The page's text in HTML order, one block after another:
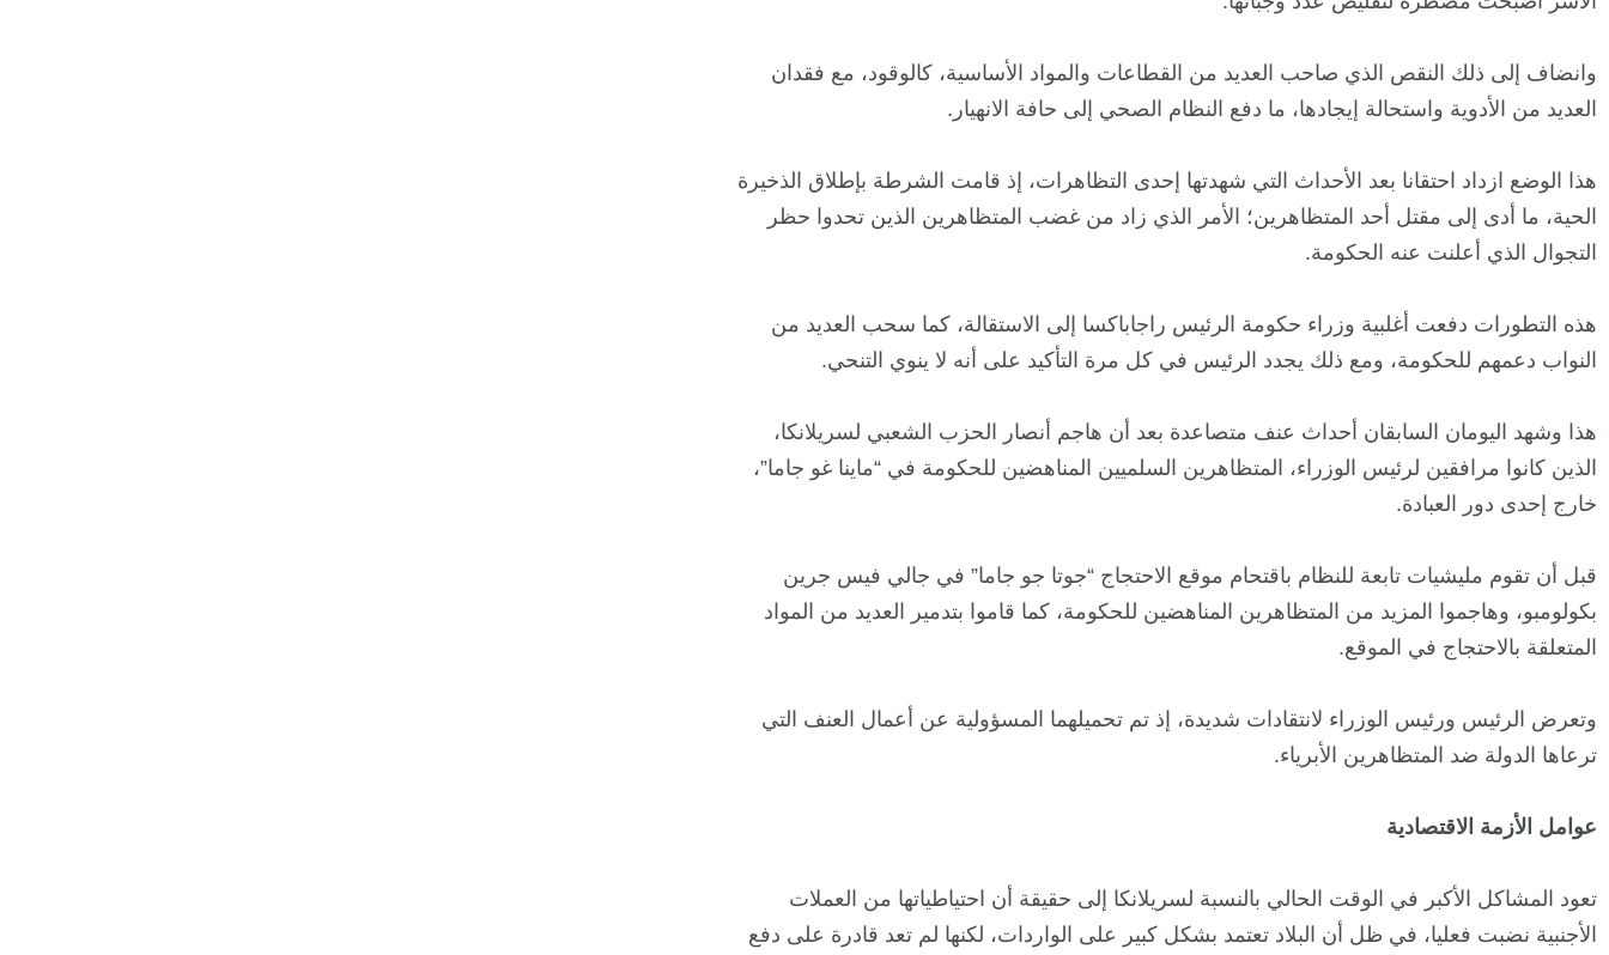
وانضاف إلى ذلك النقص الذي صاحب العديد من القطاعات والمواد الأساسية، كالوقود، مع فقدان
العديد من الأدوية واستحالة إيجادها، ما دفع النظام الصحي إلى حافة الانهيار.
هذا الوضع ازداد احتقانا بعد الأحداث التي شهدتها إحدى التظاهرات، إذ قامت الشرطة بإطلاق الذخيرة
الحية، ما أدى إلى مقتل أحد المتظاهرين؛ الأمر الذي زاد من غضب المتظاهرين الذين تحدوا حظر
التجوال الذي أعلنت عنه الحكومة.
هذه التطورات دفعت أغلبية وزراء حكومة الرئيس راجاباكسا إلى الاستقالة، كما سحب العديد من
النواب دعمهم للحكومة، ومع ذلك يجدد الرئيس في كل مرة التأكيد على أنه لا ينوي التنحي.
هذا وشهد اليومان السابقان أحداث عنف متصاعدة بعد أن هاجم أنصار الحزب الشعبي لسريلانكا،
الذين كانوا مرافقين لرئيس الوزراء، المتظاهرين السلميين المناهضين للحكومة في “ماينا غو جاما”،
خارج إحدى دور العبادة.
قبل أن تقوم مليشيات تابعة للنظام باقتحام موقع الاحتجاج “جوتا جو جاما” في جالي فيس جرين
بكولومبو، وهاجموا المزيد من المتظاهرين المناهضين للحكومة، كما قاموا بتدمير العديد من المواد
المتعلقة بالاحتجاج في الموقع.
وتعرض الرئيس ورئيس الوزراء لانتقادات شديدة، إذ تم تحميلهما المسؤولية عن أعمال العنف التي
ترعاها الدولة ضد المتظاهرين الأبرياء.
عوامل الأزمة الاقتصادية
تعود المشاكل الأكبر في الوقت الحالي بالنسبة لسريلانكا إلى حقيقة أن احتياطياتها من العملات
الأجنبية نضبت فعليا، في ظل أن البلاد تعتمد بشكل كبير على الواردات، لكنها لم تعد قادرة على دفع